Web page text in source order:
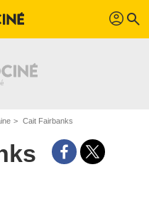
profil search
Cait Fairbanks